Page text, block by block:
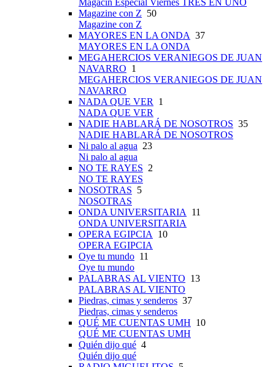
Magacín Especial Viernes TRES EN UNO
Magazine con Z 50
Magazine con Z
MAYORES EN LA ONDA 37
MAYORES EN LA ONDA
MEGAHERCIOS VERANIEGOS DE JUAN
NAVARRO 1
MEGAHERCIOS VERANIEGOS DE JUAN
NAVARRO
NADA QUE VER
1
NADA QUE VER
NADIE HABLARÁ DE NOSOTROS 35
NADIE HABLARÁ DE NOSOTROS
Ni palo al agua 23
Ni palo al agua
NO TE RAYES 2
NO TE RAYES
NOSOTRAS 5
NOSOTRAS
ONDA UNIVERSITARIA
11
ONDA UNIVERSITARIA
OPERA EGIPCIA
10
OPERA EGIPCIA
Oye tu mundo 11
Oye tu mundo
PALABRAS AL VIENTO 13
PALABRAS AL VIENTO
Piedras, cimas y senderos 37
Piedras, cimas y senderos
QUÉ ME CUENTAS UMH 10
QUÉ ME CUENTAS UMH
Quién dijo qué 4
Quién dijo qué